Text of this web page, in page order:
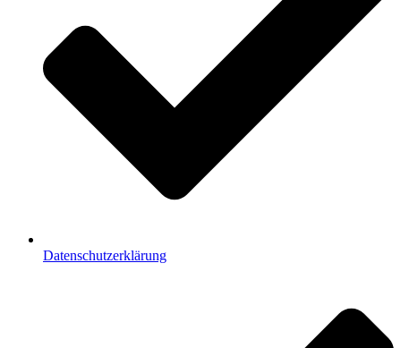
Datenschutzerklärung